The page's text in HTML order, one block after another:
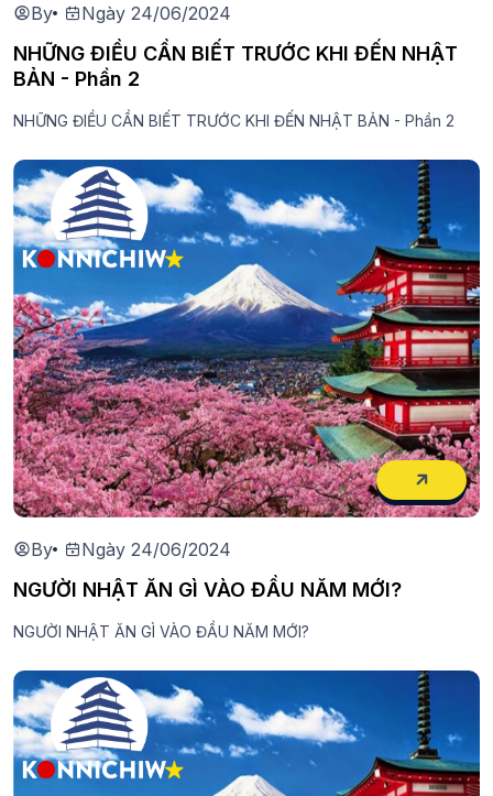
By Ngày 24/06/2024
NHỮNG ĐIỀU CẦN BIẾT TRƯỚC KHI ĐẾN NHẬT
BẢN - Phần 2
NHỮNG ĐIỀU CẦN BIẾT TRƯỚC KHI ĐẾN NHẬT BẢN - Phần 2
By Ngày 24/06/2024
NGƯỜI NHẬT ĂN GÌ VÀO ĐẦU NĂM MỚI?
NGƯỜI NHẬT ĂN GÌ VÀO ĐẦU NĂM MỚI?